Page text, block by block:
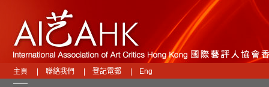
主頁 聯絡我們 登記電郵 Eng